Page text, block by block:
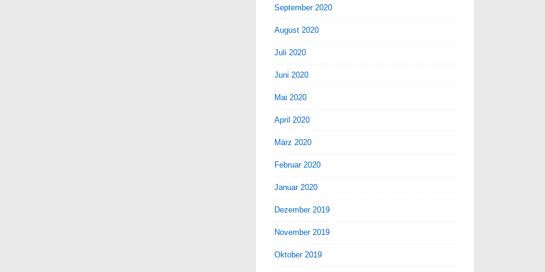
September 2020
August 2020
Juli 2020
Juni 2020
Mai 2020
April 2020
März 2020
Februar 2020
Januar 2020
Dezember 2019
November 2019
Oktober 2019